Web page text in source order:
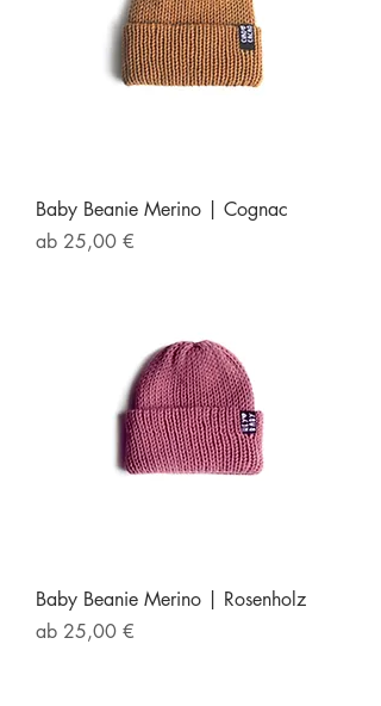
Baby Beanie Merino | Cognac
ab 25,00 €
Sale-Preis
Baby Beanie Merino | Rosenholz
ab 25,00 €
Sale-Preis